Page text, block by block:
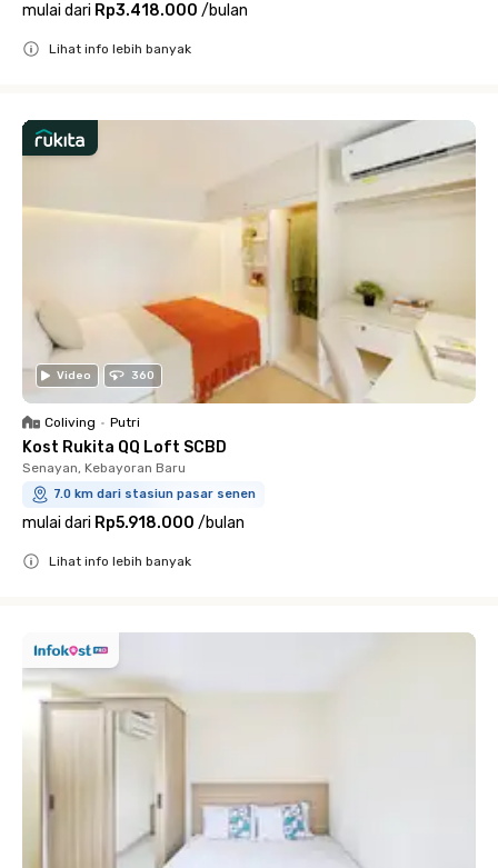
mulai dari Rp3.418.000 /bulan
Lihat info lebih banyak
Video 360
Coliving • Putri
Kost Rukita QQ Loft SCBD
Senayan, Kebayoran Baru
7.0 km dari stasiun pasar senen
mulai dari Rp5.918.000 /bulan
Lihat info lebih banyak